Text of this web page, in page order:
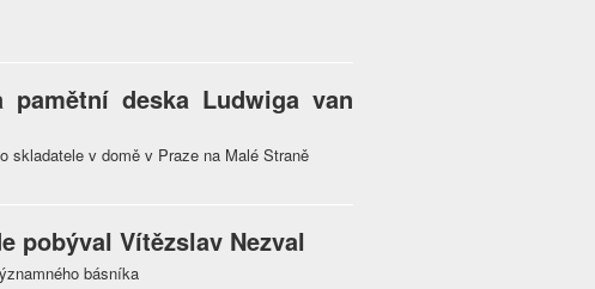
deska Ludwiga van
skladatele v domě v Praze na Malé Straně
pobýval Vítězslav Nezval
básníka